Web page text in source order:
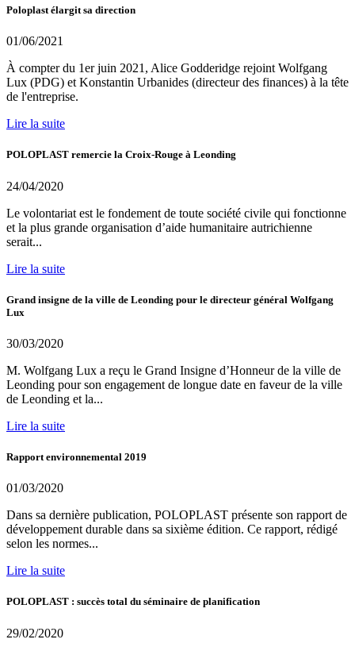
Poloplast élargit sa direction
01/06/2021
À compter du 1er juin 2021, Alice Godderidge rejoint Wolfgang
Lux (PDG) et Konstantin Urbanides (directeur des finances) à la tête
de l'entreprise.
Lire la suite
POLOPLAST remercie la Croix-Rouge à Leonding
24/04/2020
Le volontariat est le fondement de toute société civile qui fonctionne
et la plus grande organisation d’aide humanitaire autrichienne
serait...
Lire la suite
Grand insigne de la ville de Leonding pour le directeur général Wolfgang
Lux
30/03/2020
M. Wolfgang Lux a reçu le Grand Insigne d’Honneur de la ville de
Leonding pour son engagement de longue date en faveur de la ville
de Leonding et la...
Lire la suite
Rapport environnemental 2019
01/03/2020
Dans sa dernière publication, POLOPLAST présente son rapport de
développement durable dans sa sixième édition. Ce rapport, rédigé
selon les normes...
Lire la suite
POLOPLAST : succès total du séminaire de planification
29/02/2020